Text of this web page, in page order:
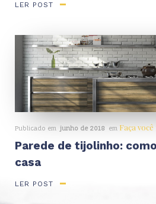
LER POST
Publicado em junho de 2018 em Faça
Parede de tijolinho:
casa
LER POST